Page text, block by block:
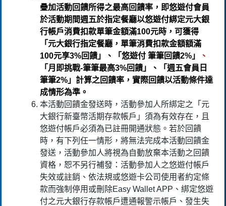
疊加活動回饋所得之最高回饋率，即悠遊付會員
於活動期間週五於指定餐廳以悠遊付綁定元大銀
行帳戶消費扣款單筆金額滿100元時，可獲得
「元大銀行指定餐廳，單筆消費扣款金額額滿
100元享3%回饋」、「悠遊付 筆筆回饋2%」
、
「月即挑戰-筆筆最高3%回饋」、「週五會員日
筆筆2%」計算之回饋率，實際回饋以活動條件達
成情形為準。
本活動回饋金發送時，活動參加人所綁定之「元
大銀行新臺幣活期存款帳戶」須為有效存在，且
悠遊付帳戶必須為已註冊開通狀態。若於回饋
時，有下列任一情形，將無法完成本活動回饋金
發送，活動參加人將視為自動放棄本活動之回饋
資格，恕不另行補發：活動參加人之悠遊付帳戶
失效或註銷、依法規或悠遊卡公司使用者約定條
款而強制停用或刪除Easy Wallet APP、綁定悠遊
付之元大銀行存款帳戶遭通報警示帳戶、發生失